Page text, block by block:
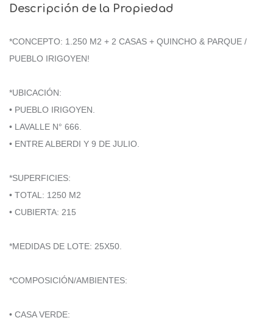
Descripción de la Propiedad
*CONCEPTO: 1.250 M2 + 2 CASAS + QUINCHO & PARQUE /
PUEBLO IRIGOYEN!
*UBICACIÓN:
• PUEBLO IRIGOYEN.
• LAVALLE N° 666.
• ENTRE ALBERDI Y 9 DE JULIO.
*SUPERFICIES:
• TOTAL: 1250 M2
• CUBIERTA: 215
*MEDIDAS DE LOTE: 25X50.
*COMPOSICIÓN/AMBIENTES:
• CASA VERDE: